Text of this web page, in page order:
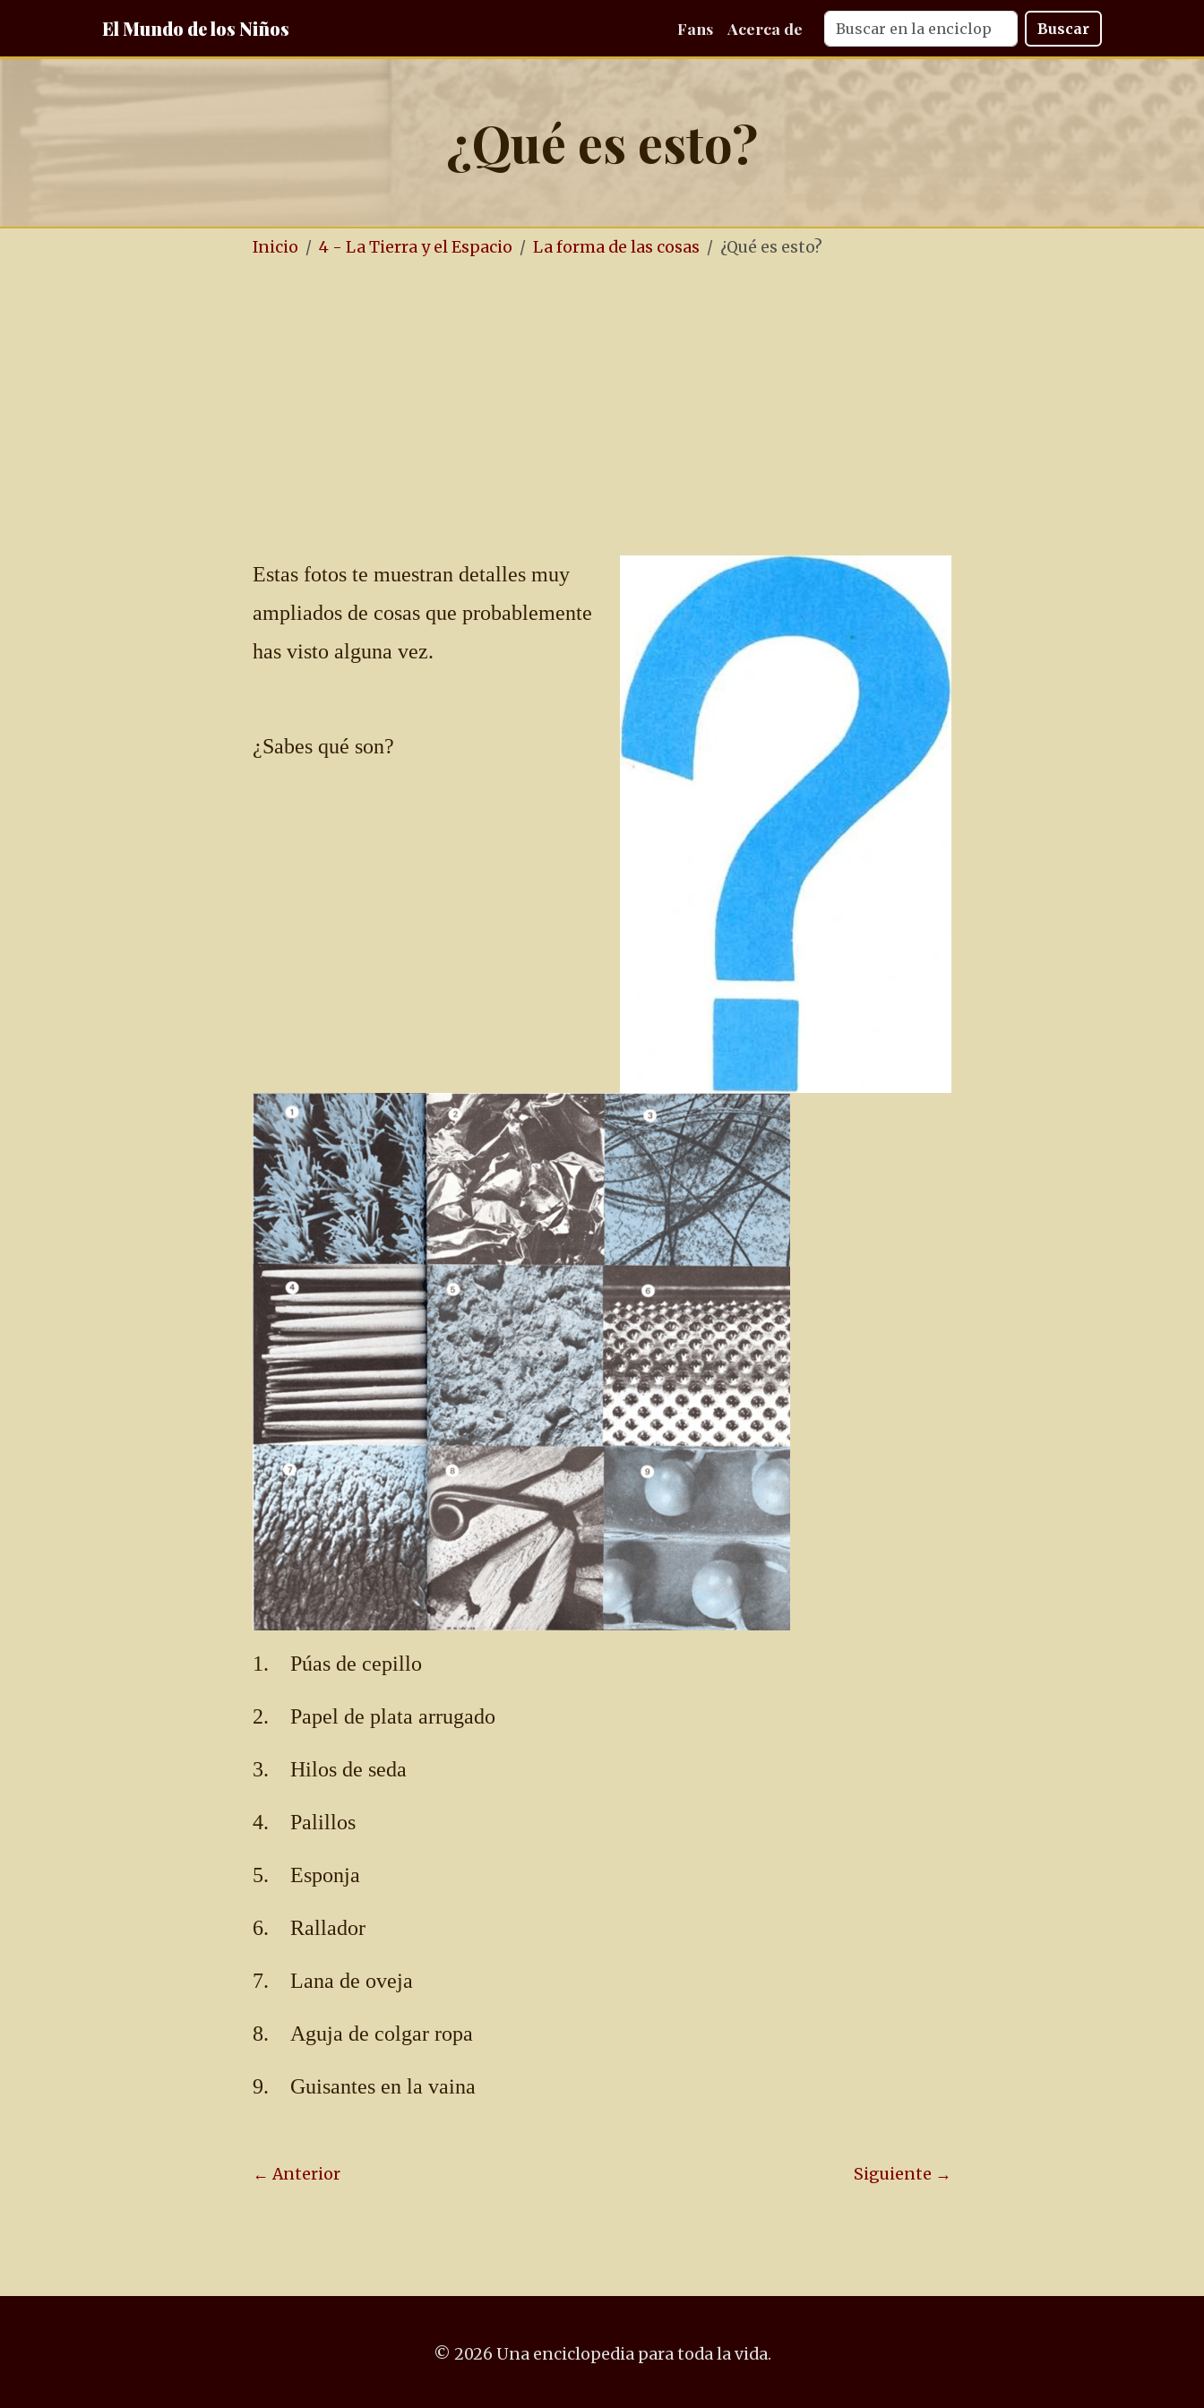
El Mundo de los Niños Fans Acerca de Buscar
¿Qué es esto?
Inicio 4 - La Tierra y el Espacio La forma de las cosas ¿Qué es esto?
Estas fotos te muestran detalles muy
ampliados de cosas que probablemente
has visto alguna vez.
¿Sabes qué son?
1. Púas de cepillo
2. Papel de plata arrugado
3. Hilos de seda
4. Palillos
5. Esponja
6. Rallador
7. Lana de oveja
8. Aguja de colgar ropa
9. Guisantes en la vaina
← Anterior Siguiente →
© 2026 Una enciclopedia para toda la vida.